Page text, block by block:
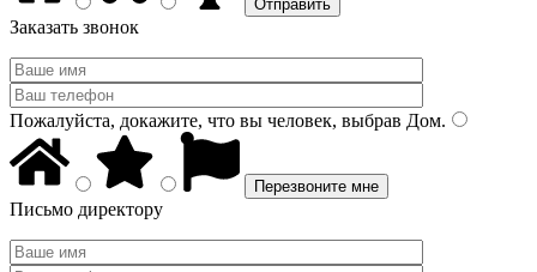
Заказать звонок
Пожалуйста, докажите, что вы человек, выбрав Дом.
Письмо директору